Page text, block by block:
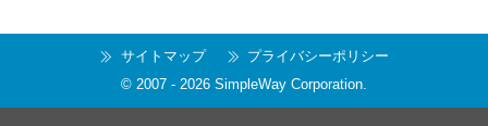
サイトマップ
プライバシーポリシー
© 2007 - 2026 SimpleWay Corporation.